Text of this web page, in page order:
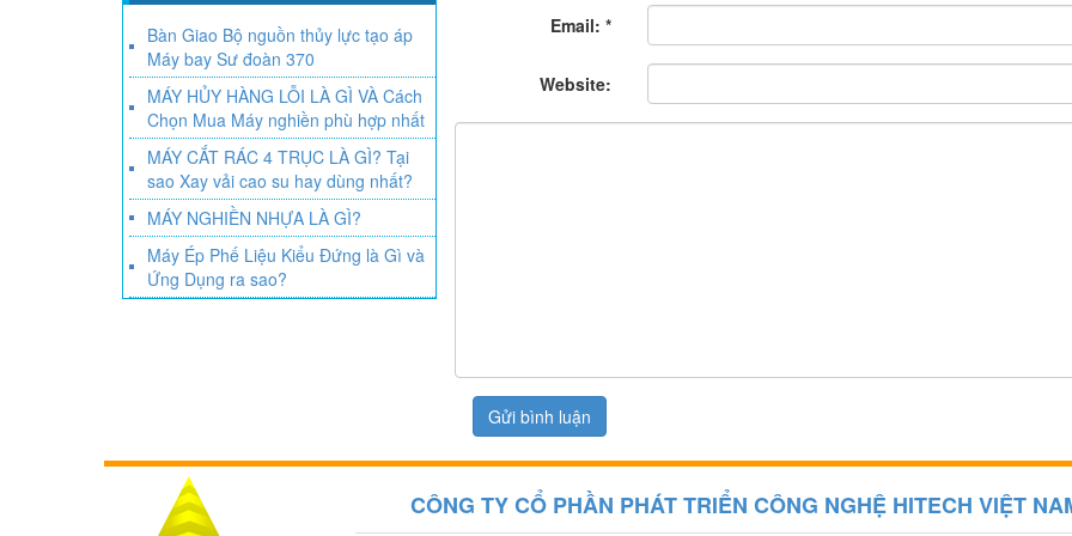
Bàn Giao Bộ nguồn thủy lực tạo áp
Máy bay Sư đoàn 370
MÁY HỦY HÀNG LỖI LÀ GÌ VÀ Cách
Chọn Mua Máy nghiền phù hợp nhất
MÁY CẮT RÁC 4 TRỤC LÀ GÌ? Tại
sao Xay vải cao su hay dùng nhất?
MÁY NGHIỀN NHỰA LÀ GÌ?
Máy Ép Phế Liệu Kiểu Đứng là Gì và
Ứng Dụng ra sao?
Email: *
Website:
CÔNG TY CỔ PHẦN PHÁT TRIỂN CÔNG NGHỆ HITECH VIỆT